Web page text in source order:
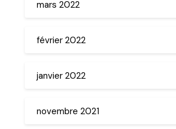
mars 2022
février 2022
janvier 2022
novembre 2021